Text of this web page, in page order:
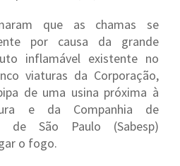
que as chamas se
por causa da grande
inflamável existente no
viaturas da Corporação,
de uma usina próxima à
e da Companhia de
de São Paulo (Sabesp)
o fogo.